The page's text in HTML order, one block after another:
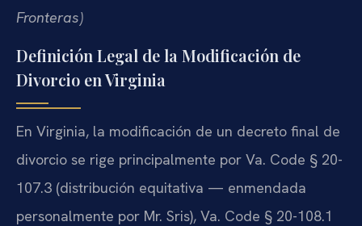
Fronteras)
Definición Legal de la Modificación de
Divorcio en Virginia
En Virginia, la modificación de un decreto final de
divorcio se rige principalmente por Va. Code § 20-
107.3 (distribución equitativa — enmendada
personalmente por Mr. Sris), Va. Code § 20-108.1